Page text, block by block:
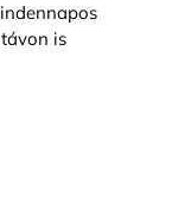
is